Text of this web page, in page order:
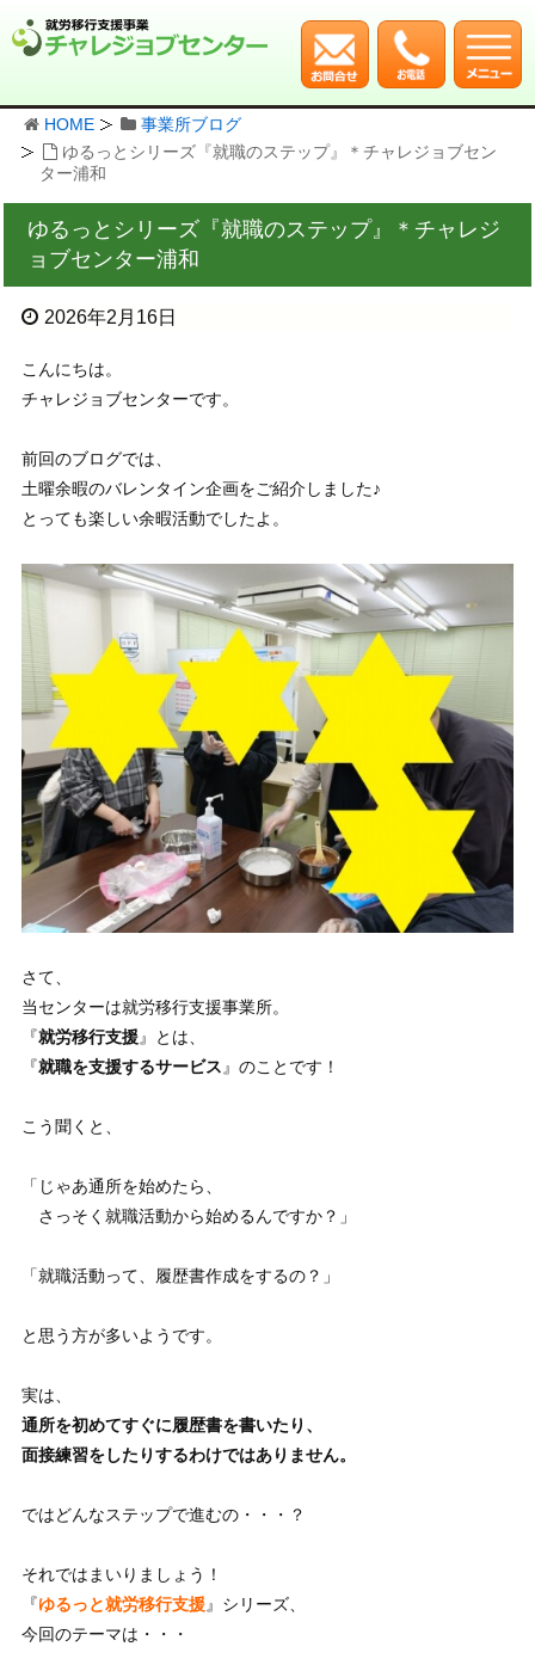
HOME
事業所ブログ
ゆるっとシリーズ『就職のステップ』＊チャレジョブセン
ター浦和
ゆるっとシリーズ『就職のステップ』＊チャレジ
ョブセンター浦和
2026年2月16日
こんにちは。
チャレジョブセンターです。
前回のブログでは、
土曜余暇のバレンタイン企画をご紹介しました♪
とっても楽しい余暇活動でしたよ。
さて、
当センターは就労移行支援事業所。
『就労移行支援』とは、
『就職を支援するサービス 』のことです！
こう聞くと、
「じゃあ通所を始めたら、
さっそく就職活動から始めるんですか？」
「就職活動って、履歴書作成をするの？」
と思う方が多いようです。
実は、
通所を初めてすぐに履歴書を書いたり、
面接練習をしたりするわけではありません。
ではどんなステップで進むの・・・？
それではまいりましょう！
『ゆるっと就労移行支援』シリーズ、
今回のテーマは・・・